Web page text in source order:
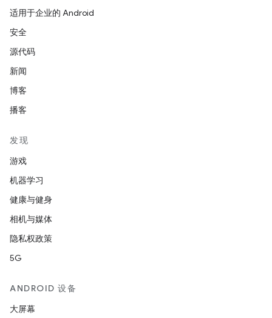
适用于企业的 Android
安全
源代码
新闻
博客
播客
发现
游戏
机器学习
健康与健身
相机与媒体
隐私权政策
5G
ANDROID 设备
大屏幕